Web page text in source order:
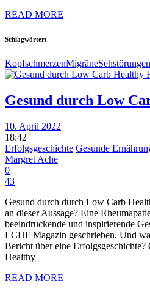
READ MORE
Schlagwörter:
KopfschmerzenMigräneSehstörungen
Gesund durch Low
10. April 2022
18:42
Erfolgsgeschichte Gesunde
Margret Ache
0
43
Gesund durch durch Low Carb
an dieser Aussage? Eine
beeindruckende und inspirierende
LCHF Magazin geschrieben. Und
Bericht über eine
Healthy
READ MORE